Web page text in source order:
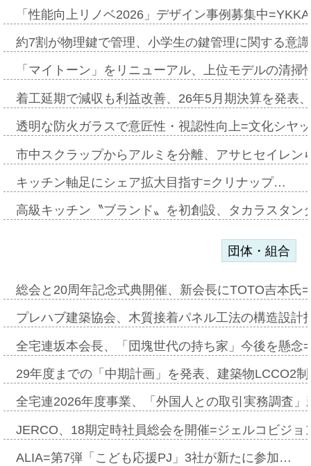
「性能向上リノベ2026」デザイン事例募集中
約7割が物理鍵で管理、小学生の鍵管理に関する意
「マイトーン」をリニューアル、上位モデルの清
着工延期で減収も利益改善、26年5月期決算を発表
透明な防火ガラスで意匠性・視認性向上=文化シヤ
市中スクラップからアルミを分離、アサヒセイレ
キッチン軸足にシェア拡大目指す=クリナップ…
高級キッチン〝ブランド〟を初創設、タカラスタ
団体・組合
総会と20周年記念式典開催、新会長にTOTO吉本氏
プレハブ建築協会、木質接着パネル工法の構造設
全宅連坂本会長、「団塊世代の持ち家」今後を懸
29年度までの「中期計画」を発表、建築物LCCO2
全宅連2026年度事業、「外国人との取引実務調査
JERCO、18期定時社員総会を開催=ジェルコビジ
ALIA=第7弾「こども応援PJ」3社が新たに参加…